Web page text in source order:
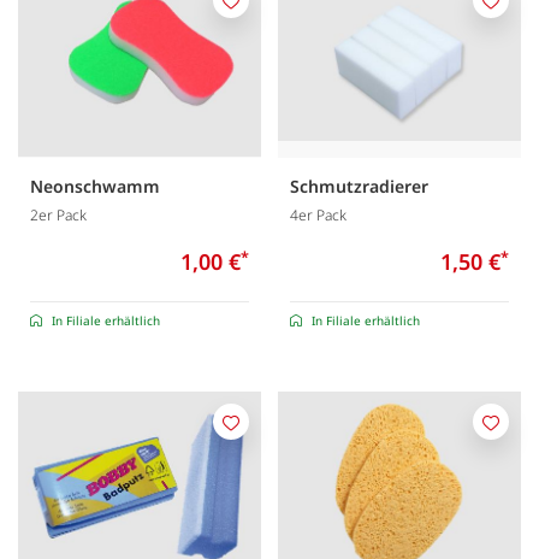
Neonschwamm
2er Pack
1,00 €*
In Filiale erhältlich
Merken
Schmutzradierer
4er Pack
1,50 €*
In Filiale erhältlich
Merken